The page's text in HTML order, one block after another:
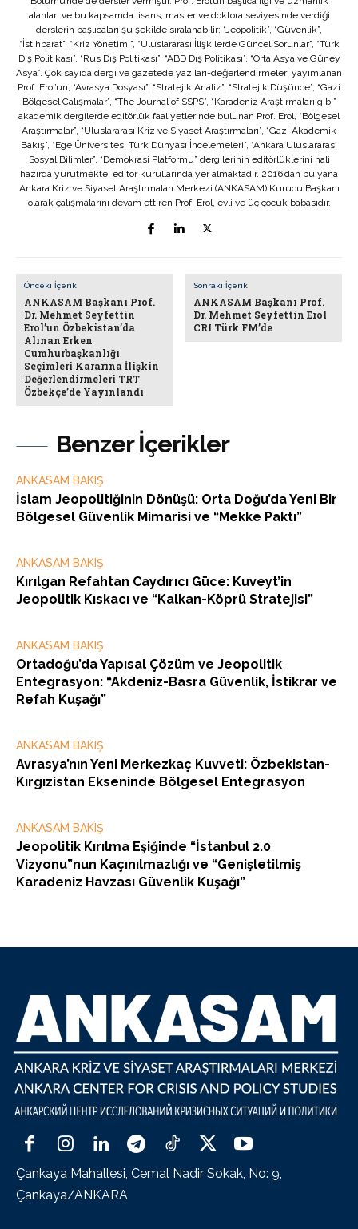
Benzer İçerikler
ANKASAM BAKIŞ
İslam Jeopolitiğinin Dönüşü: Orta Doğu’da Yeni Bir
Bölgesel Güvenlik Mimarisi ve “Mekke Paktı”
ANKASAM BAKIŞ
Kırılgan Refahtan Caydırıcı Güce: Kuveyt’in
Jeopolitik Kıskacı ve “Kalkan-Köprü Stratejisi”
ANKASAM BAKIŞ
Ortadoğu’da Yapısal Çözüm ve Jeopolitik
Entegrasyon: “Akdeniz-Basra Güvenlik, İstikrar ve
Refah Kuşağı”
ANKASAM BAKIŞ
Avrasya’nın Yeni Merkezkaç Kuvveti: Özbekistan-
Kırgızistan Ekseninde Bölgesel Entegrasyon
ANKASAM BAKIŞ
Jeopolitik Kırılma Eşiğinde “İstanbul 2.0
Vizyonu”nun Kaçınılmazlığı ve “Genişletilmiş
Karadeniz Havzası Güvenlik Kuşağı”
alanları ve bu kapsamda lisans, master ve doktora seviyesinde verdiği
derslerin başlıcaları şu şekilde sıralanabilir: “Jeopolitik”, “Güvenlik”,
“İstihbarat”, “Kriz Yönetimi”, “Uluslararası İlişkilerde Güncel Sorunlar”, “Türk
Dış Politikası”, “Rus Dış Politikası”, “ABD Dış Politikası”, “Orta Asya ve Güney
Asya”. Çok sayıda dergi ve gazetede yazıları-değerlendirmeleri yayımlanan
Prof. Erol’un; “Avrasya Dosyası”, “Stratejik Analiz”, “Stratejik Düşünce”, “Gazi
Bölgesel Çalışmalar”, “The Journal of SSPS”, “Karadeniz Araştırmaları gibi”
akademik dergilerde editörlük faaliyetlerinde bulunan Prof. Erol, “Bölgesel
Araştırmalar”, “Uluslararası Kriz ve Siyaset Araştırmaları”, “Gazi Akademik
Bakış”, “Ege Üniversitesi Türk Dünyası İncelemeleri”, “Ankara Uluslararası
Sosyal Bilimler”, “Demokrasi Platformu” dergilerinin editörlüklerini hali
hazırda yürütmekte, editör kurullarında yer almaktadır. 2016’dan bu yana
Ankara Kriz ve Siyaset Araştırmaları Merkezi (ANKASAM) Kurucu Başkanı
olarak çalışmalarını devam ettiren Prof. Erol, evli ve üç çocuk babasıdır.
Önceki İçerik
ANKASAM Başkanı Prof.
Dr. Mehmet Seyfettin
Erol’un Özbekistan’da
Alınan Erken
Cumhurbaşkanlığı
Seçimleri Kararına İlişkin
Değerlendirmeleri TRT
Özbekçe’de Yayınlandı
Sonraki İçerik
ANKASAM Başkanı Prof.
Dr. Mehmet Seyfettin Erol
CRI Türk FM’de
Çankaya Mahallesi, Cemal Nadir Sokak, No: 9,
Çankaya/ANKARA